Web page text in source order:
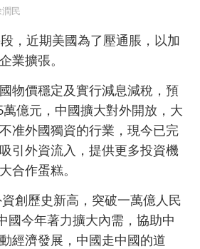
潤民
，近期美國為了壓通脹，以加
業擴張。
物價穩定及實行減息減稅，預
億元，中國擴大對外開放，大
准外國獨資的行業，現今已完
引外資流入，提供更多投資機
合作蛋糕。
創歷史新高，突破一萬億人民
國今年著力擴大內需，協助中
經濟發展，中國走中國的道